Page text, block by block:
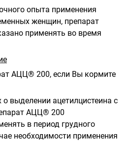
опыта применения
женщин, препарат
применять во время
АЦЦ® 200, если Вы кормите
выделении ацетилцистеина с
АЦЦ® 200
в период грудного
необходимости применения